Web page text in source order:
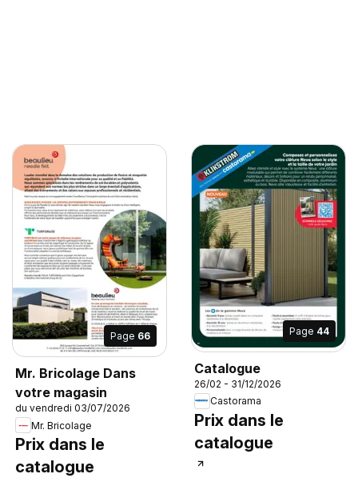
Page 66
Mr. Bricolage Dans
votre magasin
du vendredi 03/07/2026
Mr. Bricolage
Prix dans le
catalogue
Page 44
Catalogue
26/02 - 31/12/2026
Castorama
Prix dans le
catalogue